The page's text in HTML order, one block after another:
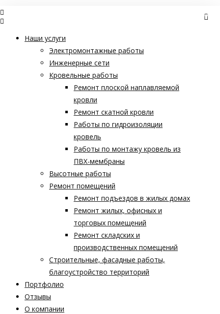
Наши услуги
Электромонтажные работы
Инженерные сети
Кровельные работы
Ремонт плоской наплавляемой
кровли
Ремонт скатной кровли
Работы по гидроизоляции
кровель
Работы по монтажу кровель из
ПВХ-мембраны
Высотные работы
Ремонт помещений
Ремонт подъездов в жилых домах
Ремонт жилых, офисных и
торговых помещений
Ремонт складских и
производственных помещений
Строительные, фасадные работы,
благоустройство территорий
Портфолио
Отзывы
О компании